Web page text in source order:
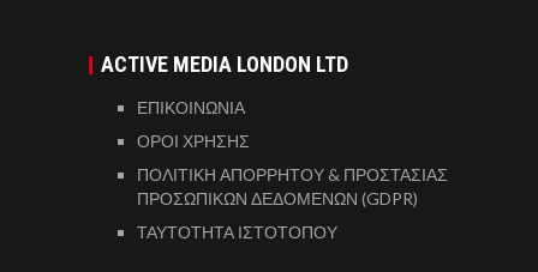
ACTIVE MEDIA LONDON LTD
ΕΠΙΚΟΙΝΩΝΙΑ
ΟΡΟΙ ΧΡΗΣΗΣ
ΠΟΛΙΤΙΚΗ ΑΠΟΡΡΗΤΟΥ & ΠΡΟΣΤΑΣΙΑΣ
ΠΡΟΣΩΠΙΚΩΝ ΔΕΔΟΜΕΝΩΝ (GDPR)
ΤΑΥΤΟΤΗΤΑ ΙΣΤΟΤΟΠΟΥ